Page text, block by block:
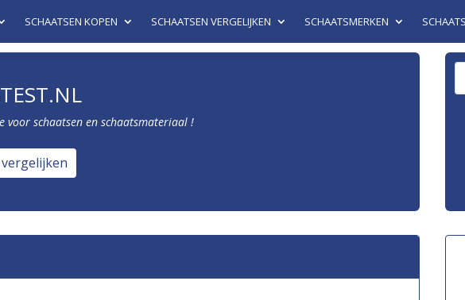
SCHAATSEN KOPEN SCHAATSEN VERGELIJKEN SCHAATSMERKEN
voor schaatsen en schaatsmateriaal !